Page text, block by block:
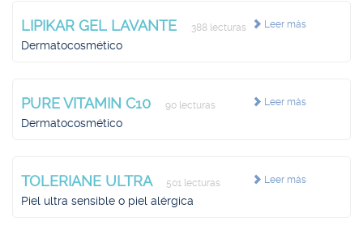
Leer más
LIPIKAR GEL LAVANTE 388 lecturas
Dermatocosmético
Leer más
PURE VITAMIN C10 90 lecturas
Dermatocosmético
Leer más
TOLERIANE ULTRA 501 lecturas
Piel ultra sensible o piel alérgica